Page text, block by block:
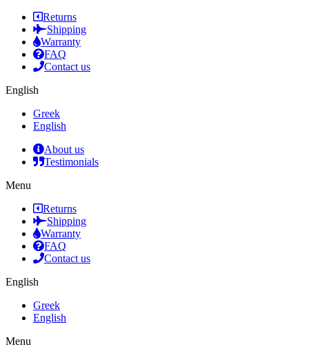
Returns
Shipping
Warranty
FAQ
Contact us
English
Greek
English
About us
Testimonials
Menu
Returns
Shipping
Warranty
FAQ
Contact us
English
Greek
English
Menu